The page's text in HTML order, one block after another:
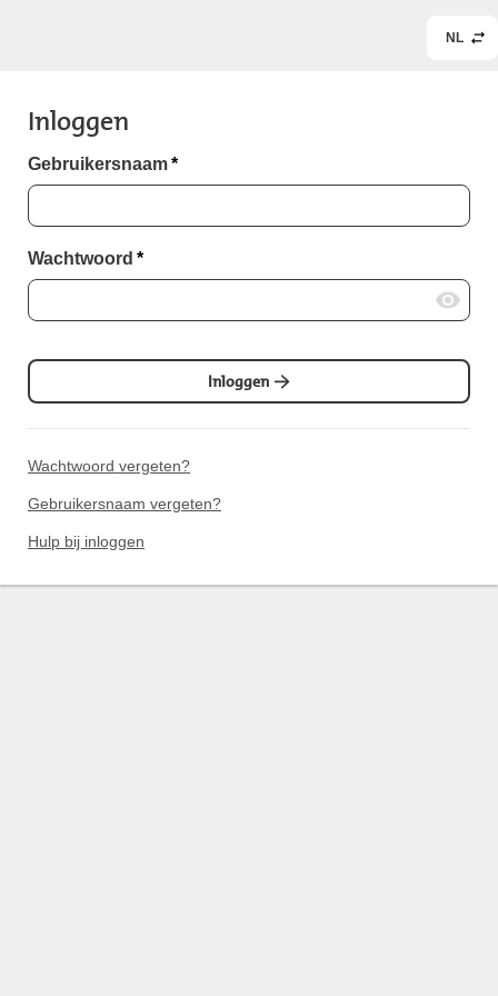
NL
Inloggen
Gebruikersnaam*
Wachtwoord *
Inloggen
Wachtwoord vergeten?
Gebruikersnaam vergeten?
Hulp bij inloggen